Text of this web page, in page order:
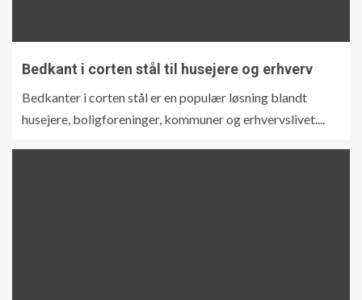
Bedkant i corten stål til husejere og erhverv
Bedkanter i corten stål er en populær løsning blandt
husejere, boligforeninger, kommuner og erhvervslivet....